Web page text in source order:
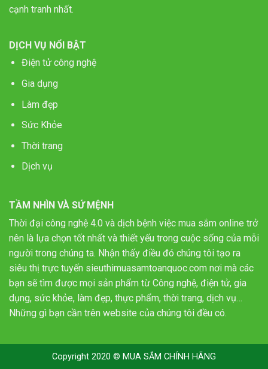
cạnh tranh nhất.
DỊCH VỤ NỔI BẬT
Điện tử công nghệ
Gia dụng
Làm đẹp
Sức Khỏe
Thời trang
Dịch vụ
TẦM NHÌN VÀ SỨ MỆNH
Thời đại công nghệ 4.0 và dịch bệnh việc mua sắm online trở
nên là lựa chọn tốt nhất và thiết yếu trong cuộc sống của mỗi
người trong chúng ta. Nhận thấy điều đó chúng tôi tạo ra
siêu thị trực tuyến sieuthimuasamtoanquoc.com nơi mà các
bạn sẽ tìm được mọi sản phẩm từ Công nghệ, điện tử, gia
dụng, sức khỏe, làm đẹp, thực phẩm, thời trang, dịch vụ…
Những gì bạn cần trên website của chúng tôi đều có.
Copyright 2020 © MUA SẮM CHÍNH HÃNG